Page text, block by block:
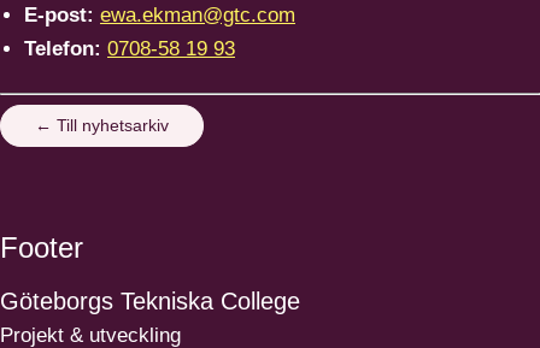
E-post: ewa.ekman@gtc.com
Telefon: 0708-58 19 93
← Till nyhetsarkiv
Footer
Göteborgs Tekniska College
Projekt & utveckling